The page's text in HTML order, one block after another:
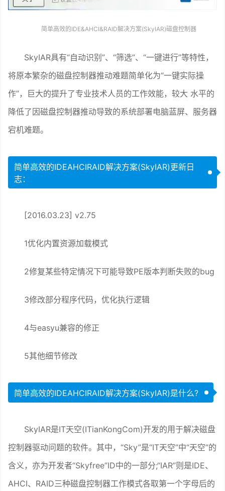
简单高效的IDE&AHCI&RAID解决方案(SkyIAR)磁盘控制器
SkyIAR具有“自动识别”、“筛选”、“一键进行”等特性，
将原本繁杂的磁盘控制器推动难题简单化为“一键实际操
作”，巨大的提升了专业技术人员的工作效能，较大 水平的
降低了因磁盘控制器推动导致的系统部署电脑蓝屏、服务器
宕机难题。
简单高效的IDEAHCIRAID解决方案(SkyIAR)更新日
志：
[2016.03.23] v2.75
1优化内置资源加载模式
2修复某些特定情况下可能导致PE版本判断失败的bug
3修改部分程序代码，优化执行逻辑
4与easyu兼容的修正
5其他细节修改
简单高效的IDEAHCIRAID解决方案(SkyIAR)是什么?
SkyIAR是IT天空(ITianKongCom)开发的用于解决磁盘
控制器驱动问题的软件。其中，“Sky”是“IT天空”中“天空”的
含义，亦为开发者“Skyfree”ID中的一部分;“IAR”则是IDE、
AHCI、RAID三种磁盘控制器工作模式各取第一个字母后的